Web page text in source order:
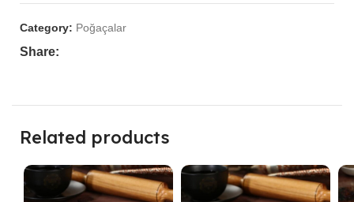
Category: Poğaçalar
Share:
Related products